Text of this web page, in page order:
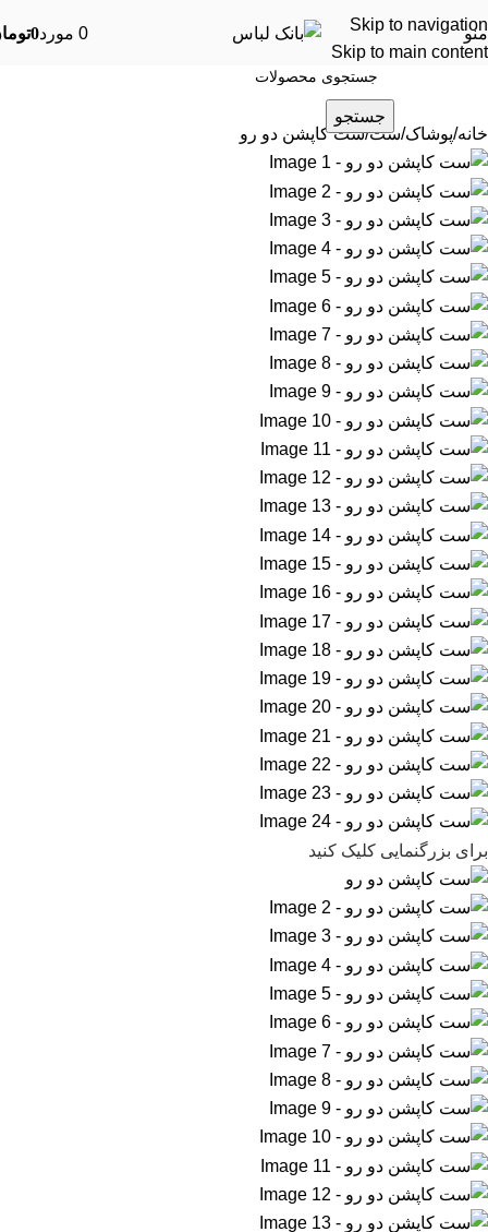
Skip to navigation
Skip to main content
منو 0 مورد0
جستجو
خانه پوشاک ست ست کاپشن دو رو
برای بزرگنمایی کلیک کنید